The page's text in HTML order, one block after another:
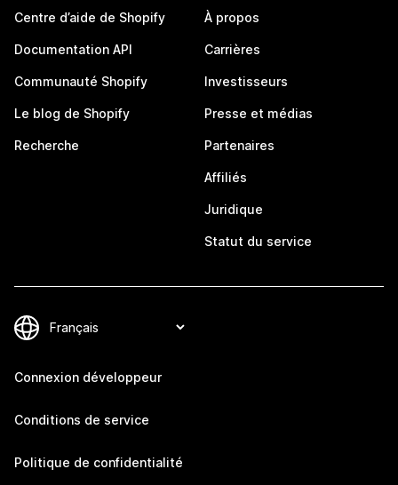
Centre d’aide de Shopify
Documentation API
Communauté Shopify
Le blog de Shopify
Recherche
À propos
Carrières
Investisseurs
Presse et médias
Partenaires
Affiliés
Juridique
Statut du service
Connexion développeur
Conditions de service
Politique de confidentialité